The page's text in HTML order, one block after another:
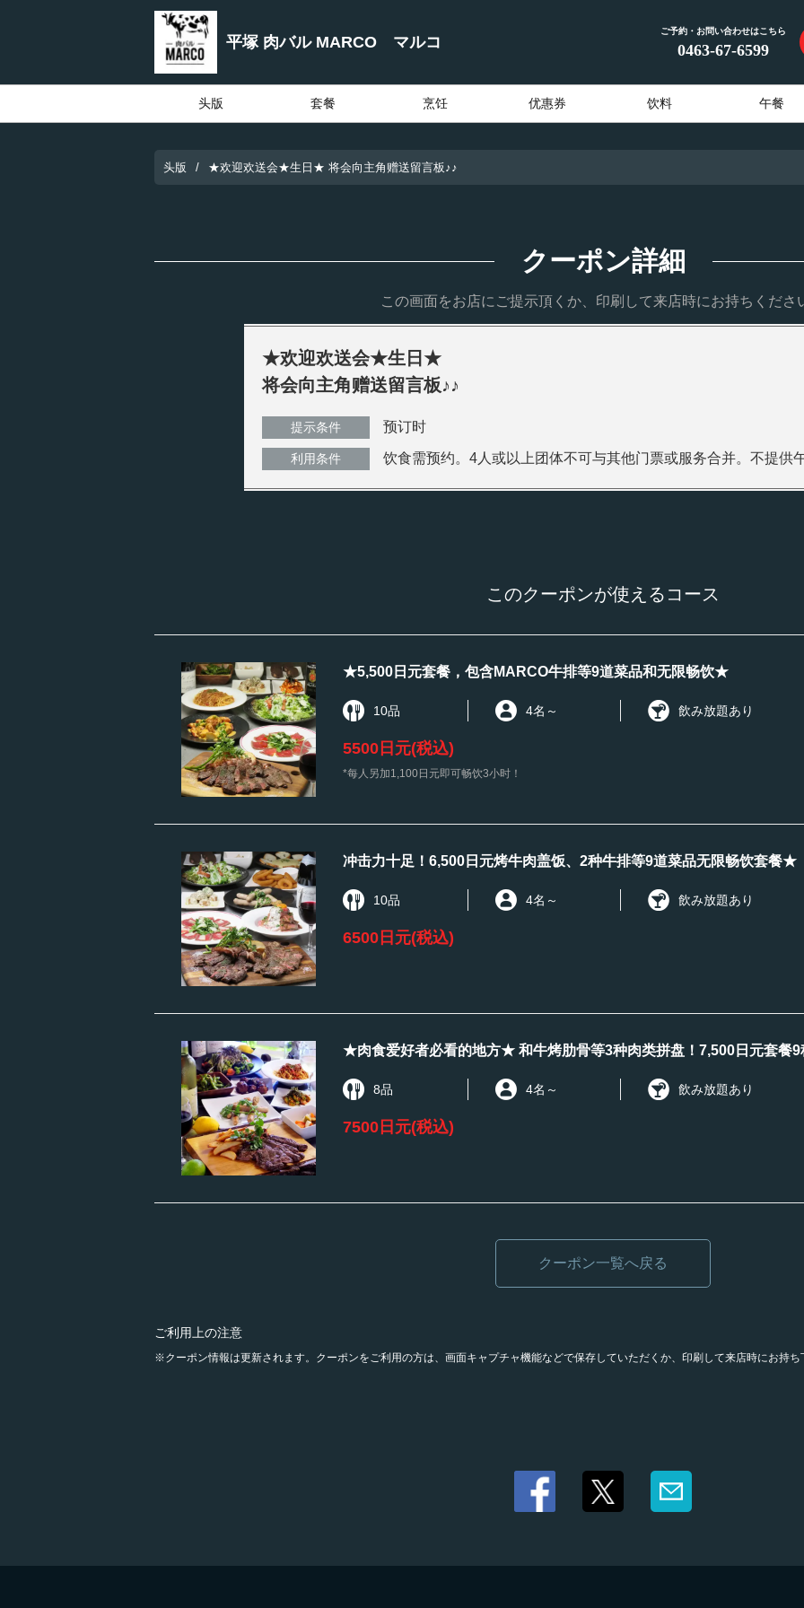
平塚 肉バル MARCO マルコ
ご予約・お問い合わせはこちら
0463-67-6599
头版 套餐 烹饪 优惠券 饮料 午餐
头版 ★欢迎欢送会★生日★ 将会向主角赠送留言板♪♪
クーポン詳細
この画面をお店にご提示頂くか、印刷して来店時にお持ちくださ
★欢迎欢送会★生日★
将会向主角赠送留言板♪♪
提示条件 预订时
利用条件 饮食需预约。4人或以上团体不可与其他门票或服务合并。不提供
このクーポンが使えるコース
★5,500日元套餐，包含MARCO牛排等9道菜品和无限畅饮★
10品 4名 ～ 飲み放題あり
5500日元(税込)
*每人另加1,100日元即可畅饮3小时！
冲击力十足！6,500日元烤牛肉盖饭、2种牛排等9道菜品无限畅饮套餐★
10品 4名 ～ 飲み放題あり
6500日元(税込)
★肉食爱好者必看的地方★ 和牛烤肋骨等3种肉类拼盘！7,500日元套餐
8品 4名 ～ 飲み放題あり
7500日元(税込)
クーポン一覧へ戻る
ご利用上の注意
クーポン情報は更新されます。クーポンをご利用の方は、画面キャプチャ機能などで保存していただくか、印刷して来店時にお持ち